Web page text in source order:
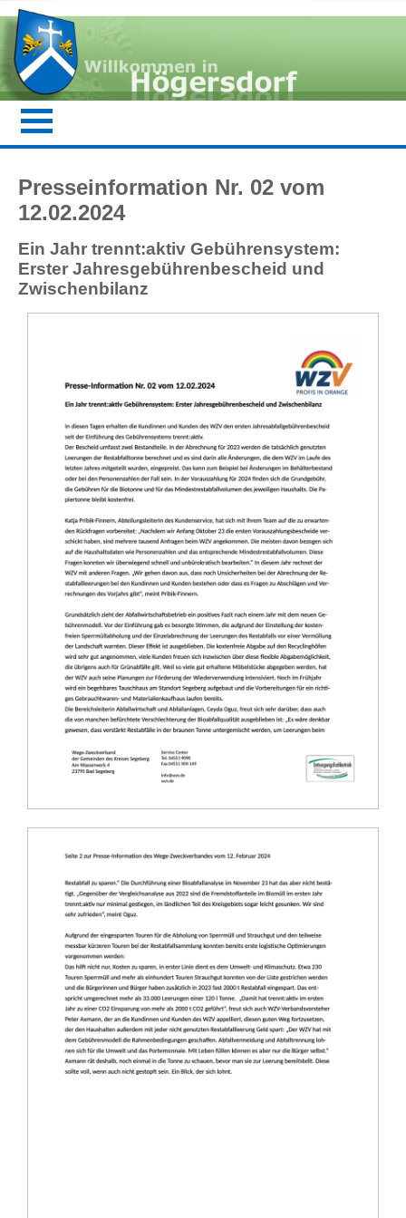
Presseinformation Nr. 02 vom
12.02.2024
Ein Jahr trennt:aktiv Gebührensystem:
Erster Jahresgebührenbescheid und
Zwischenbilanz